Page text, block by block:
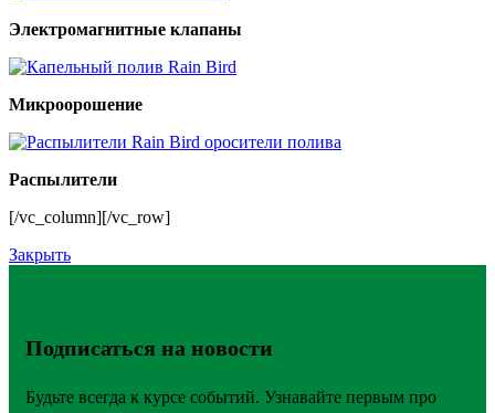
Электромагнитные клапаны
Микроорошение
Распылители
[/vc_column][/vc_row]
Закрыть
Подписаться на новости
Будьте всегда к курсе событий. Узнавайте первым про